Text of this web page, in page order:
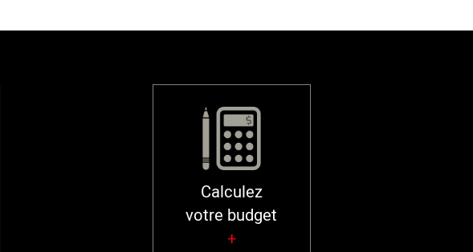
Calculez
votre budget
+